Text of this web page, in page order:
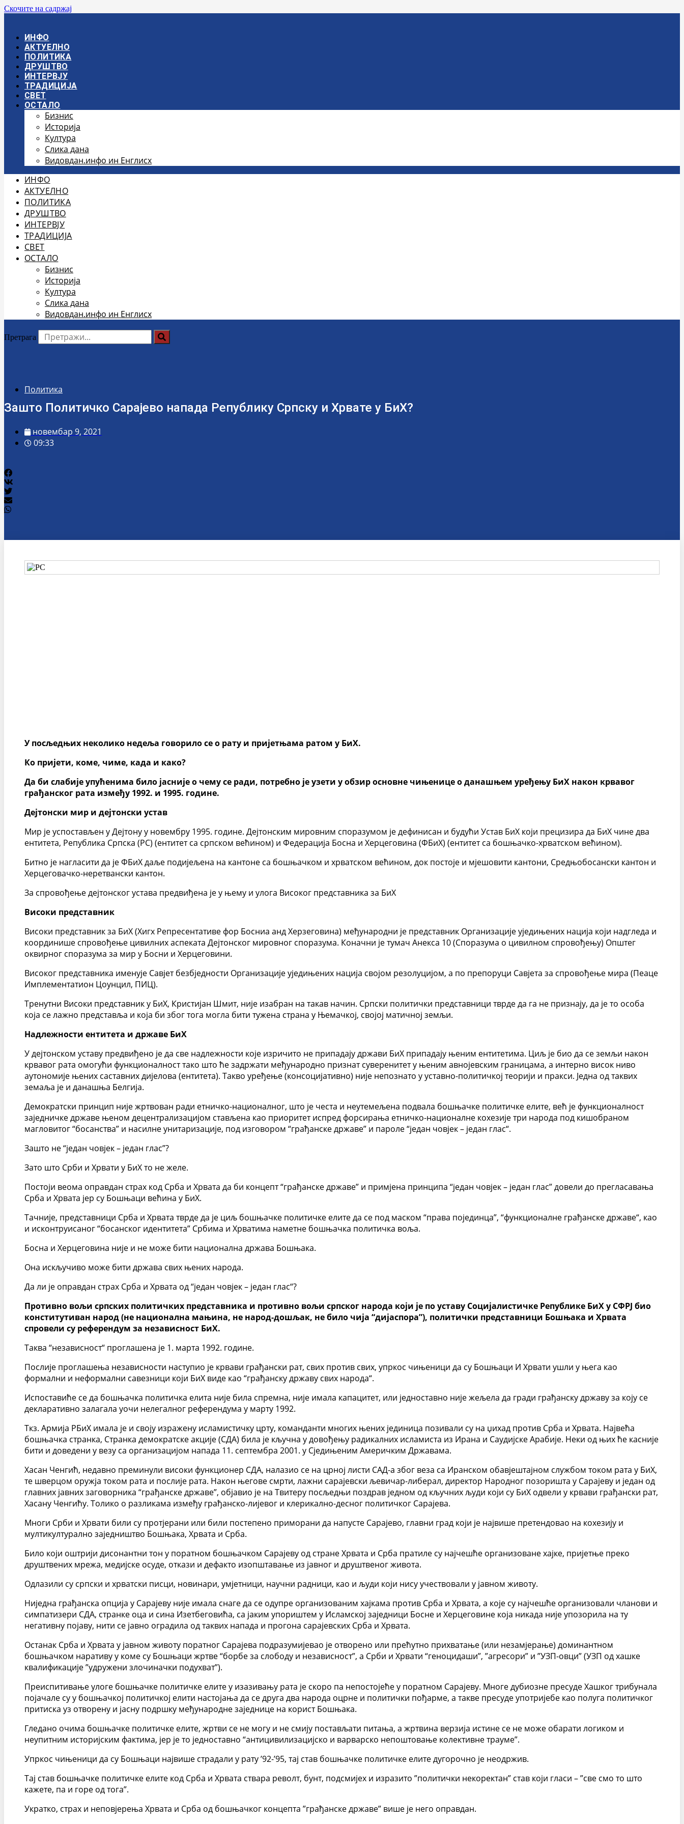
Скочите на садржај
ИНФО
АКТУЕЛНО
ПОЛИТИКА
ДРУШТВО
ИНТЕРВЈУ
ТРАДИЦИЈА
СВЕТ
ОСТАЛО
Бизнис
Историја
Култура
Слика дана
Видовдан.инфо ин Енглисх
ИНФО
АКТУЕЛНО
ПОЛИТИКА
ДРУШТВО
ИНТЕРВЈУ
ТРАДИЦИЈА
СВЕТ
ОСТАЛО
Бизнис
Историја
Култура
Слика дана
Видовдан.инфо ин Енглисх
Претрага
Политика
Зашто Политичко Сарајево напада Републику Српску и Хрвате у БиХ?
новембар 9, 2021
09:33
У посљедњих неколико недеља говорило се о рату и пријетњама ратом у БиХ.
Ко пријети, коме, чиме, када и како?
Да би слабије упућенима било јасније о чему се ради, потребно је узети у обзир основне чињенице о данашњем уређењу БиХ након крвавог
грађанског рата између 1992. и 1995. године.
Дејтонски мир и дејтонски устав
Мир је успостављен у Дејтону у новембру 1995. године. Дејтонским мировним споразумом је дефинисан и будући Устав БиХ који прецизира да БиХ чине два
ентитета, Република Српска (РС) (ентитет са српском већином) и Федерација Босна и Херцеговина (ФБиХ) (ентитет са бошњачко-хрватском већином).
Битно је нагласити да је ФБиХ даље подијељена на кантоне са бошњачком и хрватском већином, док постоје и мјешовити кантони, Средњобосански кантон и
Херцеговачко-неретвански кантон.
За спровођење дејтонског устава предвиђена је у њему и улога Високог представника за БиХ
Високи представник
Високи представник за БиХ (Хигх Репресентативе фор Босниа анд Херзеговина) међународни је представник Организације уједињених нација који надгледа и
координише спровођење цивилних аспеката Дејтонског мировног споразума. Коначни је тумач Анекса 10 (Споразума о цивилном спровођењу) Општег
оквирног споразума за мир у Босни и Херцеговини.
Високог представника именује Савјет безбједности Организације уједињених нација својом резолуцијом, а по препоруци Савјета за спровођење мира (Пеаце
Имплементатион Цоунцил, ПИЦ).
Тренутни Високи представник у БиХ, Кристијан Шмит, није изабран на такав начин. Српски политички представници тврде да га не признају, да је то особа
која се лажно представља и која би због тога могла бити тужена страна у Њемачкој, својој матичној земљи.
Надлежности ентитета и државе БиХ
У дејтонском уставу предвиђено је да све надлежности које изричито не припадају држави БиХ припадају њеним ентитетима. Циљ је био да се земљи након
крвавог рата омогући функционалност тако што ће задржати међународно признат суверенитет у њеним авнојевским границама, а интерно висок ниво
аутономије њених саставних дијелова (ентитета). Такво уређење (консоцијативно) није непознато у уставно-политичкој теорији и пракси. Једна од таквих
земаља је и данашња Белгија.
Демократски принцип није жртвован ради етничко-националног, што је честа и неутемељена подвала бошњачке политичке елите, већ је функционалност
заједничке државе њеном децентрализацијом стављена као приоритет испред форсирања етничко-националне кохезије три народа под кишобраном
магловитог “босанства” и насилне унитаризације, под изговором “грађанске државе” и пароле “један човјек – један глас“.
Зашто не “један човјек – један глас”?
Зато што Срби и Хрвати у БиХ то не желе.
Постоји веома оправдан страх код Срба и Хрвата да би концепт “грађанске државе” и примјена принципа “један човјек – један глас” довели до прегласавања
Срба и Хрвата јер су Бошњаци већина у БиХ.
Тачније, представници Срба и Хрвата тврде да је циљ бошњачке политичке елите да се под маском “права појединца”, “функционалне грађанске државе“, као
и исконтруисаног “босанског идентитета” Србима и Хрватима наметне бошњачка политичка воља.
Босна и Херцеговина није и не може бити национална држава Бошњака.
Она искључиво може бити држава свих њених народа.
Да ли је оправдан страх Срба и Хрвата од “један човјек – један глас“?
Противно вољи српских политичких представника и противно вољи српског народа који је по уставу Социјалистичке Републике БиХ у СФРЈ био
конститутиван народ (не национална мањина, не народ-дошљак, не било чија “дијаспора”), политички представници Бошњака и Хрвата
спровели су референдум за независност БиХ.
Таква “независност“ проглашена је 1. марта 1992. године.
Послије проглашења независности наступио је крвави грађански рат, свих против свих, упркос чињеници да су Бошњаци И Хрвати ушли у њега као
формални и неформални савезници који БиХ виде као “грађанску државу свих народа“.
Испоставиће се да бошњачка политичка елита није била спремна, није имала капацитет, или једноставно није жељела да гради грађанску државу за коју се
декларативно залагала уочи нелегалног референдума у марту 1992.
Ткз. Армија РБиХ имала је и своју изражену исламистичку црту, команданти многих њених јединица позивали су на џихад против Срба и Хрвата. Највећа
бошњачка странка, Странка демократске акције (СДА) била је кључна у довођењу радикалних исламиста из Ирана и Саудијске Арабије. Неки од њих ће касније
бити и доведени у везу са организацијом напада 11. септембра 2001. у Сједињеним Америчким Државама.
Хасан Ченгић, недавно преминули високи функционер СДА, налазио се на црној листи САД-а због веза са Иранском обавјештајном службом током рата у БиХ,
те шверцом оружја током рата и послије рата. Након његове смрти, лажни сарајевски љевичар-либерал, директор Народног позоришта у Сарајеву и један од
главних јавних заговорника “грађанске државе”, објавио је на Твитеру посљедњи поздрав једном од кључних људи који су БиХ одвели у крвави грађански рат,
Хасану Ченгићу. Толико о разликама између грађанско-лијевог и клерикално-десног политичког Сарајева.
Многи Срби и Хрвати били су протјерани или били постепено приморани да напусте Сарајево, главни град који је највише претендовао на кохезију и
мултикултурално заједништво Бошњака, Хрвата и Срба.
Било који оштрији дисонантни тон у поратном бошњачком Сарајеву од стране Хрвата и Срба пратиле су најчешће организоване хајке, пријетње преко
друштвених мрежа, медијске осуде, откази и дефакто изопштавање из јавног и друштвеног живота.
Одлазили су српски и хрватски писци, новинари, умјетници, научни радници, као и људи који нису учествовали у јавном животу.
Ниједна грађанска опција у Сарајеву није имала снаге да се одупре организованим хајкама против Срба и Хрвата, а које су најчешће организовали чланови и
симпатизери СДА, странке оца и сина Изетбеговића, са јаким упориштем у Исламској заједници Босне и Херцеговине која никада није упозорила на ту
негативну појаву, нити се јавно оградила од таквих напада и прогона сарајевских Срба и Хрвата.
Останак Срба и Хрвата у јавном животу поратног Сарајева подразумијевао је отворено или прећутно прихватање (или незамјерање) доминантном
бошњачком наративу у коме су Бошњаци жртве “борбе за слободу и независност”, а Срби и Хрвати “геноцидаши”, ”агресори” и ”УЗП-овци” (УЗП од хашке
квалификације ”удружени злочиначки подухват”).
Преиспитивање улоге бошњачке политичке елите у изазивању рата је скоро па непостојеће у поратном Сарајеву. Многе дубиозне пресуде Хашког трибунала
појачале су у бошњачкој политичкој елити настојања да се друга два народа оцрне и политички пођарме, а такве пресуде употријебе као полуга политичког
притиска уз отворену и јасну подршку међународне заједнице на корист Бошњака.
Гледано очима бошњачке политичке елите, жртви се не могу и не смију постављати питања, а жртвина верзија истине се не може обарати логиком и
неупитним историјским фактима, јер је то једноставно “антицивилизацијско и варварско непоштовање колективне трауме”.
Упркос чињеници да су Бошњаци највише страдали у рату ’92-’95, тај став бошњачке политичке елите дугорочно је неодржив.
Тај став бошњачке политичке елите код Срба и Хрвата ствара револт, бунт, подсмијех и изразито ”политички некоректан” став који гласи – ”све смо то што
кажете, па и горе од тога”.
Укратко, страх и неповјерења Хрвата и Срба од бошњачког концепта ”грађанске државе” више је него оправдан.